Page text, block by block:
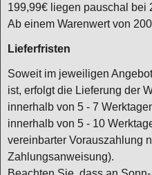
199,99€ liegen pauschal bei
Ab einem Warenwert von
Lieferfristen
Soweit im jeweiligen
ist, erfolgt die Lieferung der
innerhalb von 5 - 7
innerhalb von 5 - 10
vereinbarter Vorauszahlung
Zahlungsanweisung).